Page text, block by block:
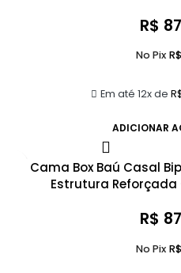
R$
Em até 12x de
No Pix R$
ADICIONAR
Cama Box Baú Casal
Estrutura Reforçada
R$
No Pix R$